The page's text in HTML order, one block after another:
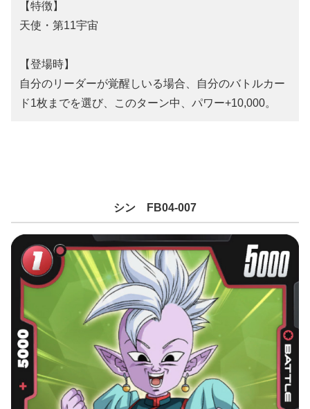
【特徴】
天使・第11宇宙
【登場時】
自分のリーダーが覚醒しいる場合、自分のバトルカー
ド1枚までを選び、このターン中、パワー+10,000。
シン FB04-007